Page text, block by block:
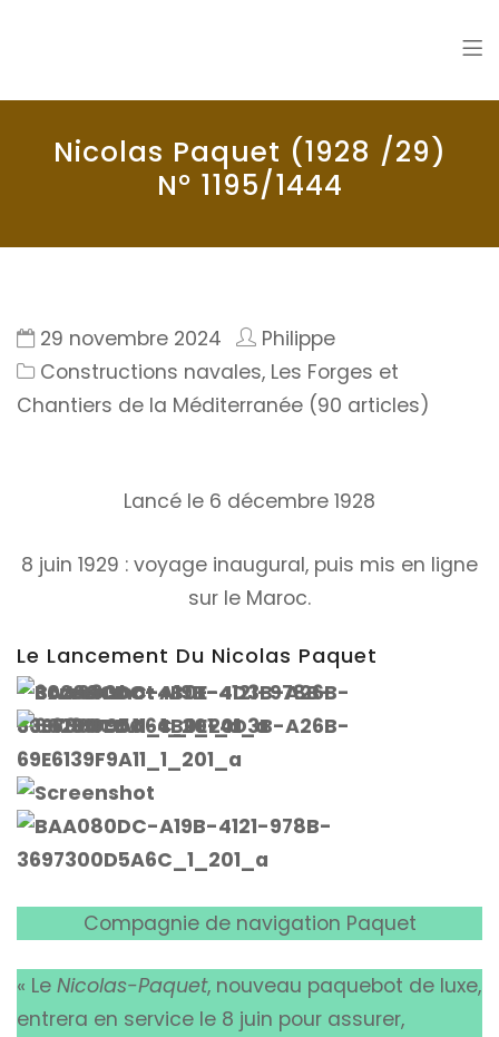
Nicolas Paquet (1928 /29)
N° 1195/1444
29 novembre 2024
Philippe
Constructions navales, Les Forges et
Chantiers de la Méditerranée (90 articles)
Lancé le 6 décembre 1928
8 juin 1929 : voyage inaugural, puis mis en ligne
sur le Maroc.
Le Lancement Du Nicolas Paquet
Compagnie de navigation Paquet
« Le Nicolas-Paquet, nouveau paquebot de luxe,
entrera en service le 8 juin pour assurer,